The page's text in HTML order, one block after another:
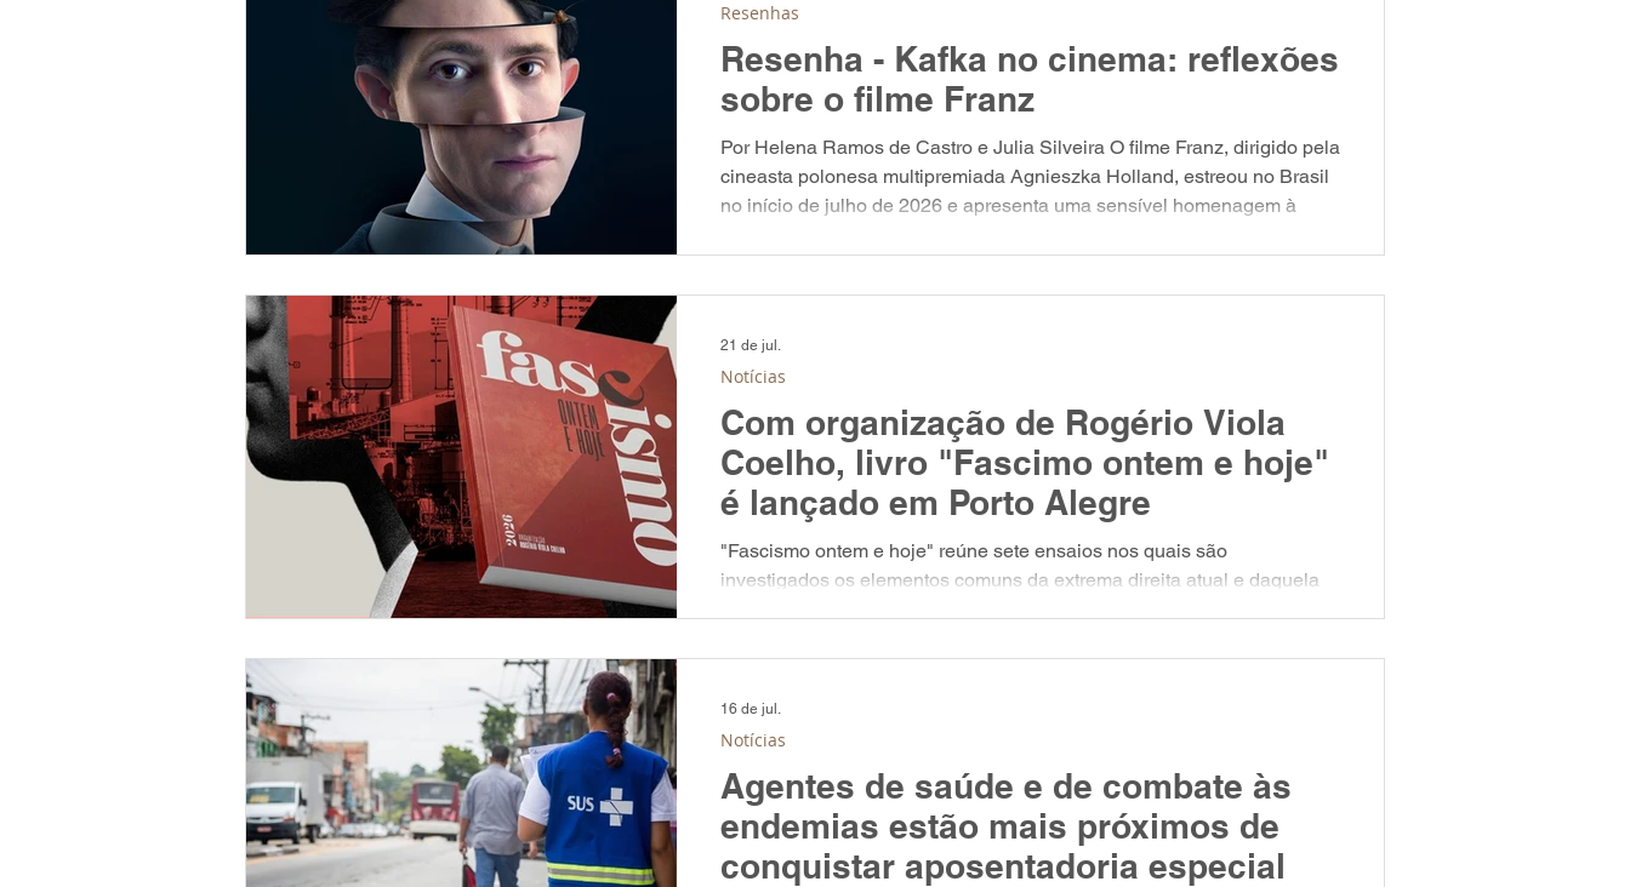
Resenha - Kafka no cinema: reflexões
sobre o filme Franz
Por Helena Ramos de Castro e Julia Silveira O filme Franz, dirigido pela
cineasta polonesa multipremiada Agnieszka Holland, estreou no Brasil
no início de julho de 2026 e apresenta uma sensível homenagem à
amplamente reconhecido como um dos maiores nomes da literatura do
século XX. A obra, ao retratar a vida de Kafka como funcionário público,
Resenhas
Com organização de Rogério Viola
Coelho, livro "Fascimo ontem e hoje"
é lançado em Porto Alegre
"Fascismo ontem e hoje" reúne sete ensaios nos quais são
investigados os elementos comuns da extrema direita atual e daquela
Democracia. 📅 Lançamento com debate: 23 de julho, às 19h30. 📍
Autores: Marcelo Dorneles Coelho Be
Notícias
21 de jul.
Agentes de saúde e de combate às
endemias estão mais próximos de
conquistar aposentadoria especial
Notícias
16 de jul.